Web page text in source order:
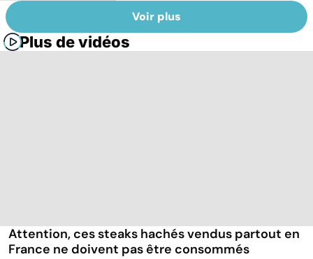
Voir plus
Plus de vidéos
Attention, ces steaks hachés vendus partout en
France ne doivent pas être consommés